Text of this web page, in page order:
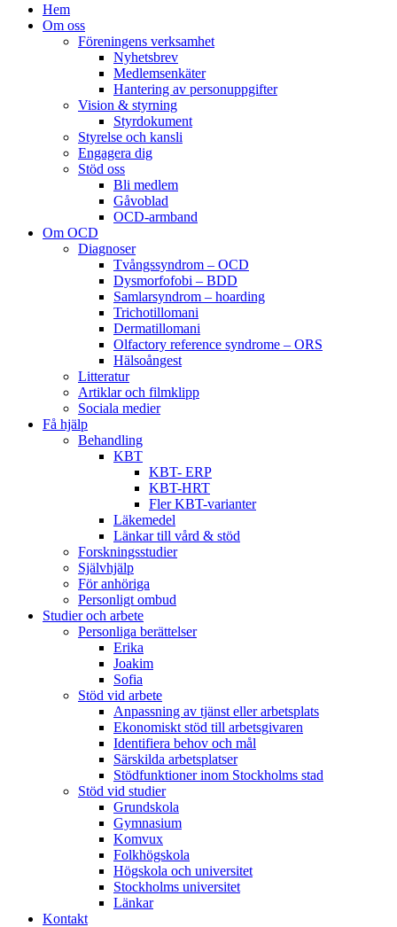
Hem
Om oss
Föreningens verksamhet
Nyhetsbrev
Medlemsenkäter
Hantering av personuppgifter
Vision & styrning
Styrdokument
Styrelse och kansli
Engagera dig
Stöd oss
Bli medlem
Gåvoblad
OCD-armband
Om OCD
Diagnoser
Tvångssyndrom – OCD
Dysmorfofobi – BDD
Samlarsyndrom – hoarding
Trichotillomani
Dermatillomani
Olfactory reference syndrome – ORS
Hälsoångest
Litteratur
Artiklar och filmklipp
Sociala medier
Få hjälp
Behandling
KBT
KBT- ERP
KBT-HRT
Fler KBT-varianter
Läkemedel
Länkar till vård & stöd
Forskningsstudier
Självhjälp
För anhöriga
Personligt ombud
Studier och arbete
Personliga berättelser
Erika
Joakim
Sofia
Stöd vid arbete
Anpassning av tjänst eller arbetsplats
Ekonomiskt stöd till arbetsgivaren
Identifiera behov och mål
Särskilda arbetsplatser
Stödfunktioner inom Stockholms stad
Stöd vid studier
Grundskola
Gymnasium
Komvux
Folkhögskola
Högskola och universitet
Stockholms universitet
Länkar
Kontakt